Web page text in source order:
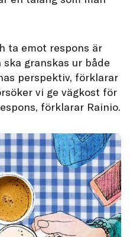
ta emot respons är
granskas ur både
perspektiv, förklarar
vi ge vägkost för
förklarar Rainio.